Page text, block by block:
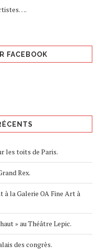
FACEBOOK
les toits de Paris.
Rex.
à la Galerie OA Fine Art à
» au Théâtre Lepic.
des congrès.